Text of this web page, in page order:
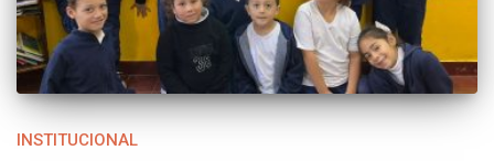
INSTITUCIONAL